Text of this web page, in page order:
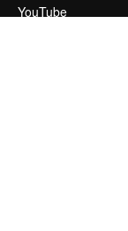
YouTube